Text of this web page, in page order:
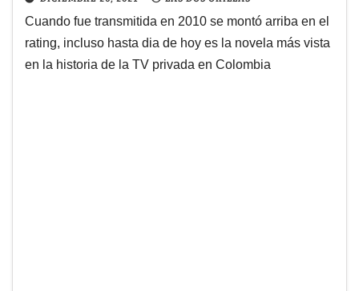
Cuando fue transmitida en 2010 se montó arriba en el
rating, incluso hasta dia de hoy es la novela más vista
en la historia de la TV privada en Colombia